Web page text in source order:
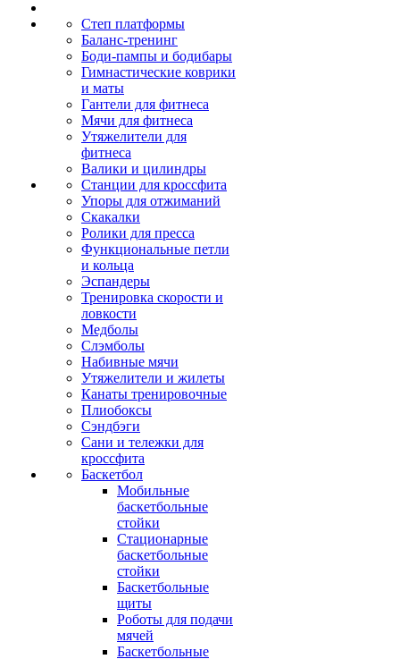
Степ платформы
Баланс-тренинг
Боди-пампы и бодибары
Гимнастические коврики
и маты
Гантели для фитнеса
Мячи для фитнеса
Утяжелители для
фитнеса
Валики и цилиндры
Станции для кроссфита
Упоры для отжиманий
Скакалки
Ролики для пресса
Функциональные петли
и кольца
Эспандеры
Тренировка скорости и
ловкости
Медболы
Слэмболы
Набивные мячи
Утяжелители и жилеты
Канаты тренировочные
Плиобоксы
Сэндбэги
Сани и тележки для
кроссфита
Баскетбол
Мобильные
баскетбольные
стойки
Стационарные
баскетбольные
стойки
Баскетбольные
щиты
Роботы для подачи
мячей
Баскетбольные